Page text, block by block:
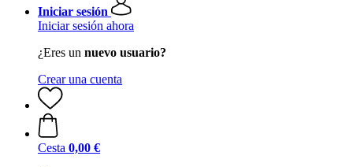
Iniciar sesión
Iniciar sesión ahora
¿Eres un nuevo usuario?
Crear una cuenta
Cesta 0,00 €